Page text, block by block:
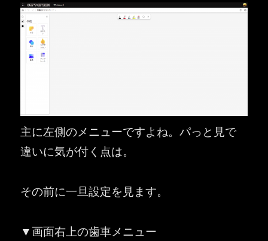
主に左側のメニューですよね。パっと見で
違いに気が付く点は。
その前に一旦設定を見ます。
▼画面右上の歯車メニュー